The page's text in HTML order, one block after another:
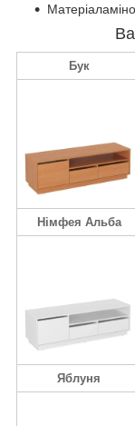
Бук
Німфея Альба
Яблуня